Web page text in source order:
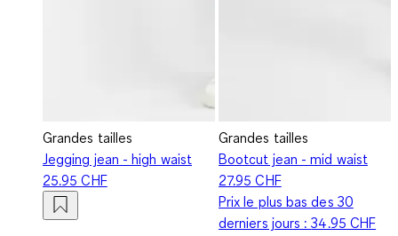
Grandes tailles
Jegging jean - high waist
25.95 CHF
Grandes tailles
Bootcut jean - mid waist
27.95 CHF
Prix le plus bas des 30
derniers jours :34.95 CHF